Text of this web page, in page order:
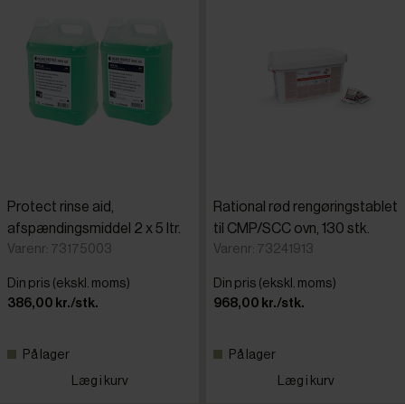
Protect rinse aid,
afspændingsmiddel 2 x 5 ltr.
Varenr: 73175003
Din pris (ekskl. moms)
386,00 kr./stk.
På lager
Læg i kurv
Rational rød rengøringstablet
til CMP/SCC ovn, 130 stk.
Varenr: 73241913
Din pris (ekskl. moms)
968,00 kr./stk.
På lager
Læg i kurv